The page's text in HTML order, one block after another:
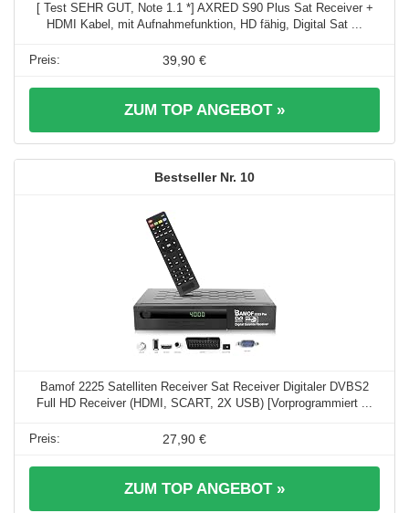
[ Test SEHR GUT, Note 1.1 *] AXRED S90 Plus Sat Receiver +
HDMI Kabel, mit Aufnahmefunktion, HD fähig, Digital Sat ...
39,90 €
ZUM TOP ANGEBOT »
10
Bamof 2225 Satelliten Receiver Sat Receiver Digitaler DVBS2
Full HD Receiver (HDMI, SCART, 2X USB) [Vorprogrammiert ...
27,90 €
ZUM TOP ANGEBOT »